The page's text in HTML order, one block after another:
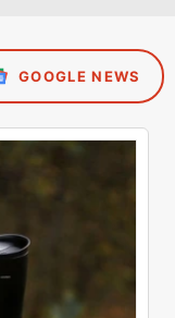
GOOGLE NEWS